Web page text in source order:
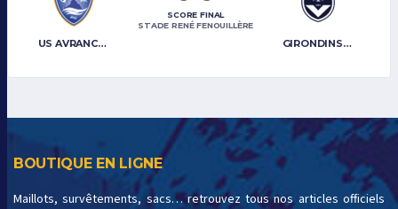
US AVRANCHES MONT-SAINT-MICHEL GIRONDINS DE BORDEAUX
SCORE FINAL
STADE RENÉ FENOUILLÈRE
BOUTIQUE EN LIGNE
Maillots, survêtements, sacs… retrouvez tous nos articles officiels